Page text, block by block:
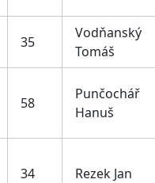
35
Vodňanský
Tomáš
58
Punčochář
Hanuš
34 Rezek Jan